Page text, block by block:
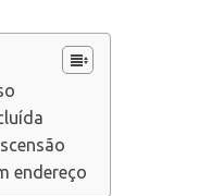
endereço